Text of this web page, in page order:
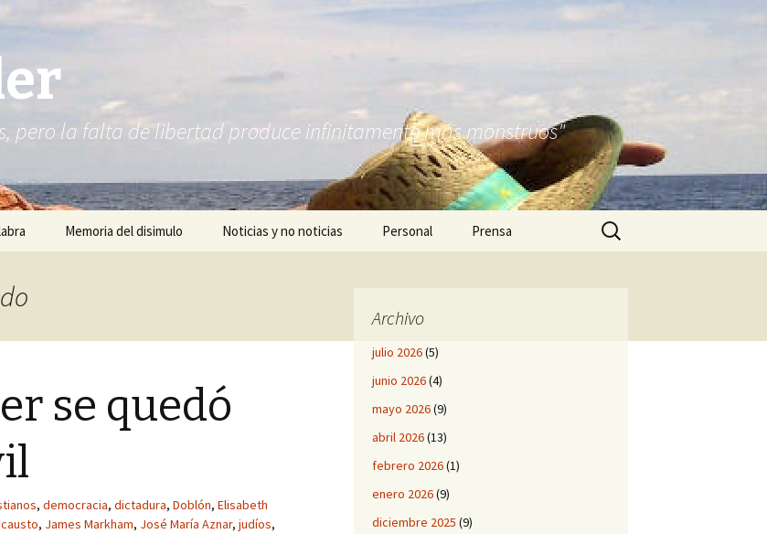
pero la falta de libertad produce infinitamente más monstruos"
Memoria del disimulo Noticias y no noticias Personal Prensa Buscar:
se quedó
, democracia, dictadura, Doblón, Elisabeth
, James Markham, José María Aznar, judíos,
Archivo
julio 2026(5)
junio 2026(4)
mayo 2026(9)
abril 2026(13)
febrero 2026(1)
enero 2026(9)
diciembre 2025 (9)